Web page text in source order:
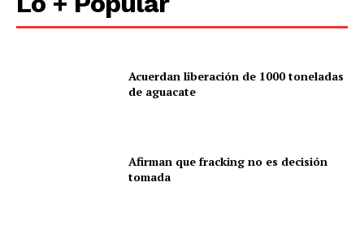
Mi cuenta
Acuerdan liberación de 1000 toneladas
de aguacate
Afirman que fracking no es decisión
tomada